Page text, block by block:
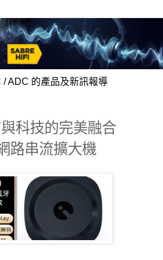
ADC 的產品及新訊報導
科技的完美融合
路串流擴大機